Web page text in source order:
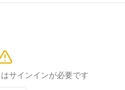
サインインが必要です